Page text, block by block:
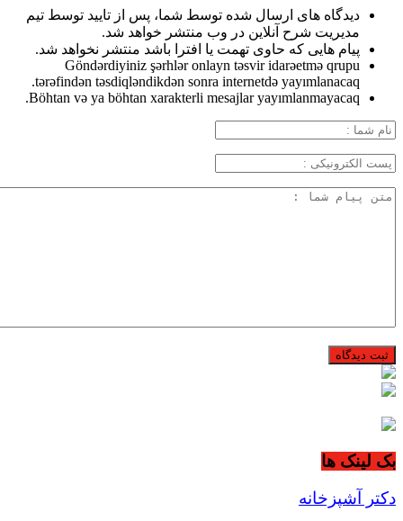
دیدگاه های ارسال شده توسط شما، پس از تایید توسط تیم
مدیریت شرح آنلاین در وب منتشر خواهد شد.
پیام هایی که حاوی تهمت یا افترا باشد منتشر نخواهد شد.
Göndərdiyiniz şərhlər onlayn təsvir idarəetmə qrupu
tərəfindən təsdiqləndikdən sonra internetdə yayımlanacaq.
Böhtan və ya böhtan xarakterli mesajlar yayımlanmayacaq.
بک لینک ها
دکتر آشپزخانه